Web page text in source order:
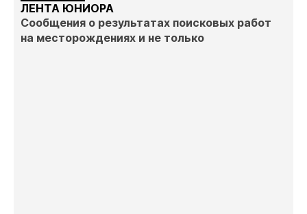
ЛЕНТА ЮНИОРА
Сообщения о результатах поисковых работ
на месторождениях и не только